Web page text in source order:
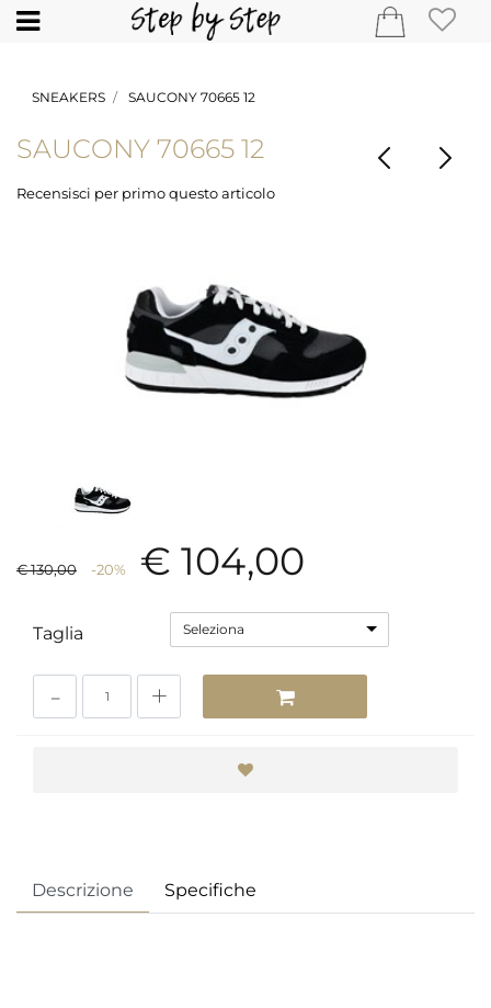
Open
SNEAKERS SAUCONY 70665 12
SAUCONY 70665 12
Recensisci per primo questo articolo
€ 130,00 -20% € 104,00
Taglia Seleziona
Descrizione Specifiche